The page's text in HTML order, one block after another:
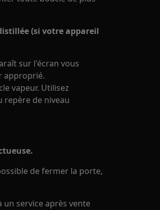
(si votre appareil
sur l'écran vous
approprié.
vapeur. Utilisez
repère de niveau
de fermer la porte,
un service après vente